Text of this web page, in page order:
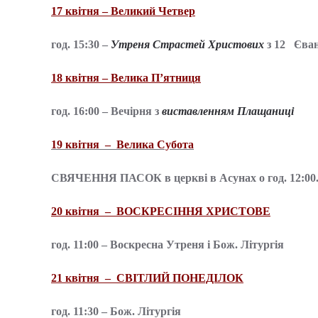
17 квітня – Великий Четвер
год. 15:30 – Утреня Страстей Христових з 12
18 квітня – Велика П’ятниця
год. 16:00 – Вечірня з виставленням Плащаниці
19 квітня – Велика Субота
CВЯЧЕННЯ ПАСОК в церкві в Асунах о год. 12:00.
20 квітня – ВОСКРЕСІННЯ ХРИСТОВЕ
год. 11:00 – Воскресна Утреня і Бож. Літургія
21 квітня – СВІТЛИЙ ПОНЕДІЛОК
год. 11:30 – Бож. Літургія